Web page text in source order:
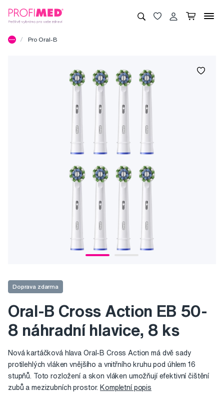
Pro Oral-B
Doprava zdarma
Oral-B Cross Action EB 50-
8 náhradní hlavice, 8 ks
Nová kartáčková hlava Oral-B Cross Action má dvě sady
protilehlých vláken vnějšího a vnitřního kruhu pod úhlem 16
stupňů. Toto rozložení a skon vláken umožňují efektivní čištění
zubů a mezizubních prostor. Kompletní popis